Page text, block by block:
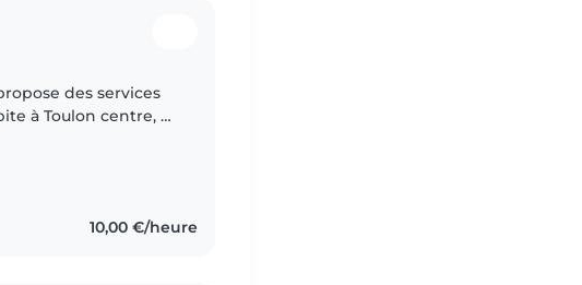
à Toulon centre, à
10,00 €/heure